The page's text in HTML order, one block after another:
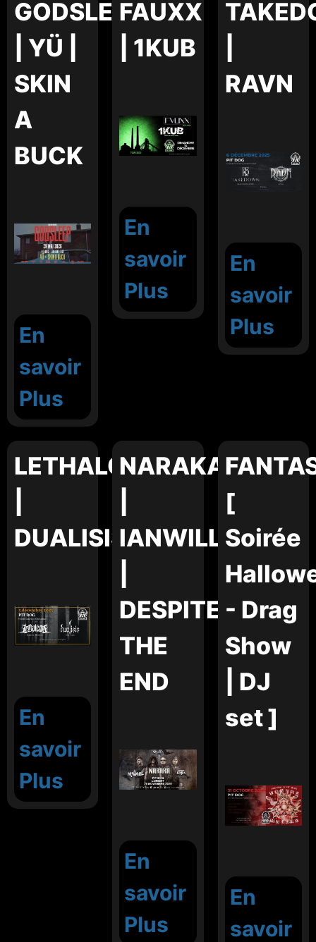
GODSLEEP
| YÜ |
SKIN
A
BUCK
En
savoir
Plus
FAUXX
| 1KUB
En
savoir
Plus
RAVN
En
savoir
Plus
LETHALCORE
DUALISIS
En
savoir
Plus
NARAKA
IANWILL
DESPITE
THE
END
En
savoir
Plus
[
Soirée
- Drag
Show
| DJ
set ]
En
savoir